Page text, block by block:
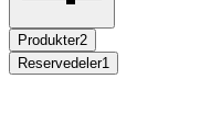
Produkter2
Reservedeler1